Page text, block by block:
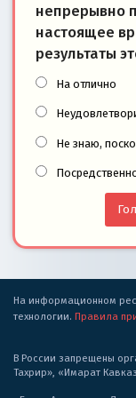
непрерывно
настоящее
результаты
На отлично
Не знаю,
На информационном
технологии. Правила
В России запрещены
Тахрир», «Имарат